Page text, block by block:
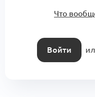
Что
Войти